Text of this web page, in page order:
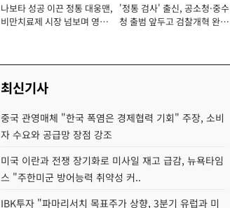
장
나보타 성공 이끈 정통 대웅맨,
비만치료제 시장 넘보며 영업
서관
'정통 검사' 출신, 공소청·중수
청 출범 앞두고 검찰개혁 완수
최신기사
중국 관영매체 "한국 폭염은 경제협력 기회" 주장, 소비
자 수요와 공급망 장점 강조
미국 이란과 전쟁 장기화로 미사일 재고 급감, 뉴욕타임
스 "주한미군 방어능력 취약성 커..
IBK투자 "파마리서치 목표주가 상향, 3분기 유럽과 미